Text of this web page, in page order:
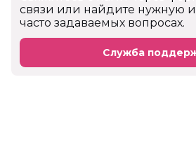
связи или найдите нужную
часто задаваемых вопросах.
Служба